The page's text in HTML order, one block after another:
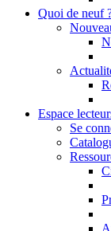
Quoi de neuf
Espace
Se